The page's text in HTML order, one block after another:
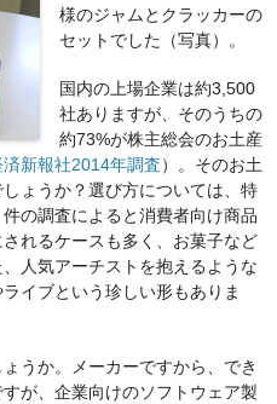
様のジャムとクラッカーの
セットでした（写真）。
国内の上場企業は約3,500
社ありますが、そのうちの
約73%が株主総会のお土産
済新報社2014年調査）。そのお土
ょうか？選び方については、特
の調査によると消費者向け商品
れるケースも多く、お菓子など
人気アーチストを抱えるような
イブという珍しい形もありま
うか。メーカーですから、でき
が、企業向けのソフトウェア製